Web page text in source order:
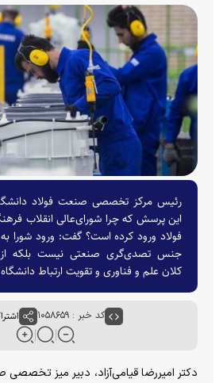
رئیس مرکز تخصصی صنعت فولاد
این پرسش که چرا شورای‌عالی انقلاب
فولاد ورود کرده است؟ گفت: ورود شورا
جنس تصدی‌گری صنعتی نیست بلکه
کلان علم و فناوری و تقویت ارتباط
کد خبر : ۱۰۵۸۶۵۹
دکتر امیررضا قیامی‌آزاد، دبیر میز